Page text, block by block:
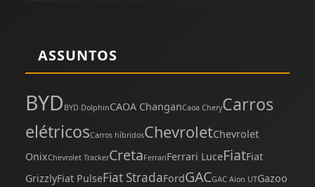
ASSUNTOS
BYD BYD DolphinCAOA ChanganCaoa CheryCarros
elétricosCarros híbridosChevroletChevrolet
OnixChevrolet TrackerCretaFerrariFerrari LuceFiatFiat
GrizzlyFiat PulseFiat StradaFordGACGAC Aion UTGazoo